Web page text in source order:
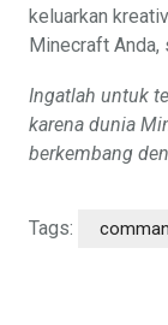
keluarkan
Minecraft Anda,
Ingatlah untuk
karena dunia
berkembang
Tags: